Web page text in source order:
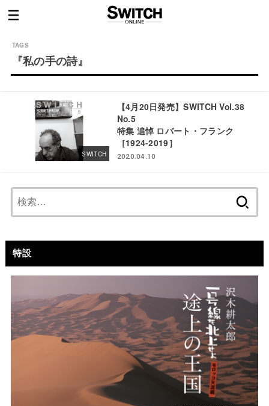
『私の手の詩』
SWITCH
【4月20日発売】SWITCH Vol.38
No.5
特集 追悼 ロバート・フランク
［1924-2019］
2020.04.10
特設